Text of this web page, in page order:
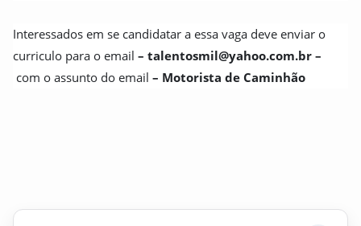
Interessados em se candidatar a essa vaga deve enviar o
curriculo para o email – talentosmil@yahoo.com.br –
com o assunto do email – Motorista de Caminhão